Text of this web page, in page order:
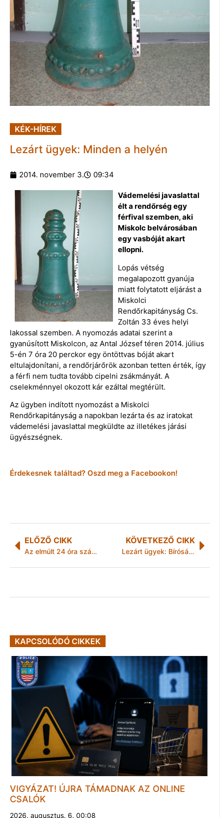
KÉK-HÍREK
Lezárt ügyek: Minden a helyén
2014. november 3. 09:34
Vádemelési javaslattal
élt a rendőrség egy
férfival szemben, aki
Miskolc belvárosában
egy vasbóját akart
ellopni.
Lopás vétség
megalapozott gyanúja
miatt folytatott eljárást a
Miskolci
Rendőrkapitányság Cs.
Zoltán 33 éves helyi
lakossal szemben. A nyomozás adatai szerint a
gyanúsított Miskolcon, az Antal József téren 2014. július
5-én 7 óra 20 perckor egy öntöttvas bóját akart
eltulajdonítani, a rendőrjárőrök azonban tetten érték, így
a férfi nem tudta tovább cipelni zsákmányát. A
cselekménnyel okozott kár ezáltal megtérült.
Az ügyben indított nyomozást a Miskolci
Rendőrkapitányság a napokban lezárta és az iratokat
vádemelési javaslattal megküldte az illetékes járási
ügyészségnek.
Érdekesnek találtad? Oszd meg a Facebookon!
ELŐZŐ CIKK
Az elmúlt 24 óra számokban – Két körözött személyt vettek őrizetbe
KÖVETKEZŐ CIKK
Lezárt ügyek: Bíróság elé állhatnak az „ásványvízgyűjtők”
KAPCSOLÓDÓ CIKKEK
VIGYÁZAT! ÚJRA TÁMADNAK AZ ONLINE
CSALÓK
2026. augusztus. 6. 00:08